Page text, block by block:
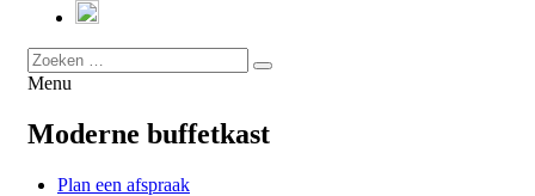
Menu
Moderne buffetkast
Plan een afspraak